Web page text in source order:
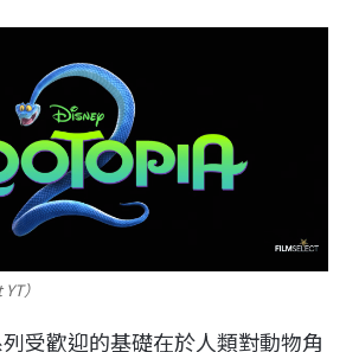
）
受歡迎的基礎在於人類對動物角